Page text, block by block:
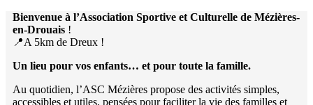
Bienvenue à l’Association Sportive et Culturelle de Mézières-
en-Drouais !
📍A 5km de Dreux !
Un lieu pour vos enfants… et pour toute la famille.
Au quotidien, l’ASC Mézières propose des activités simples,
accessibles et utiles, pensées pour faciliter la vie des familles et